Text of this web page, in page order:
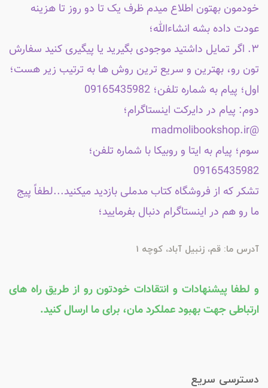
خودمون بهتون اطلاع میدم ظرف یک تا دو روز تا هزینه
عودت داده بشه انشاءالله؛
۳. اگر تمایل داشتید موجودی بگیرید یا پیگیری کنید سفارش
تون رو، بهترین و سریع ترین روش ها به ترتیب زیر هست؛
اول؛ پیام به شماره تلفن؛ 09165435982
دوم: پیام در دایرکت اینستاگرام؛
@madmolibookshop.ir
سوم؛ پیام به ایتا و روبیکا با شماره تلفن؛
09165435982
تشکر که از فروشگاه کتاب مدملی بازدید میکنید...لطفاً پیج
ما رو هم در اینستاگرام دنبال بفرمایید؛
آدرس ما: قم، زنبیل آباد، کوچه 1
و لطفا پیشنهادات و انتقادات خودتون رو از طریق راه های
ارتباطی جهت بهبود عملکرد مان، برای ما ارسال کنید.
دسترسی سریع